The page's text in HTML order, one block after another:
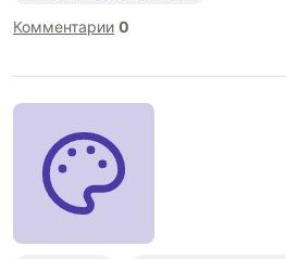
Комментарии 0